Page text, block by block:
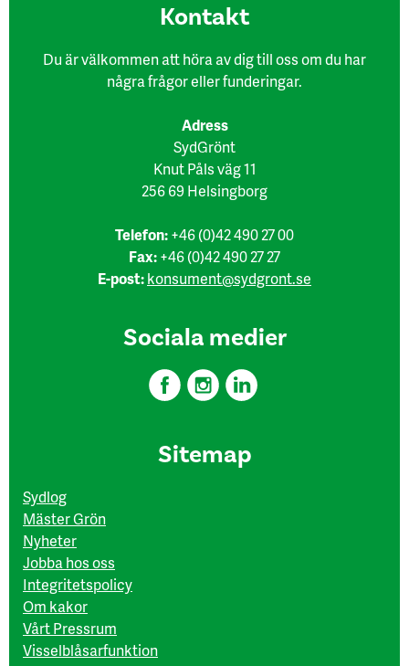
Kon​takt
Du är välkommen att höra av dig till oss om du har
några frågor eller funderingar.
Adress
SydGrönt
Knut Påls väg 11
256 69 Helsingborg
Telefon:+46 (0)42 490 27 00
Fax:+46 (0)42 490 27 27
E-post:konsument@sydgront.se
Sociala medier
Sitemap
Sydlog
Mäster Grön
Nyheter
Jobba hos oss
Integritetspolicy
Om kakor
Vårt Pressrum
Visselblåsarfunktion